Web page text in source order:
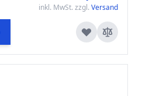
inkl. MwSt. zzgl. Versand